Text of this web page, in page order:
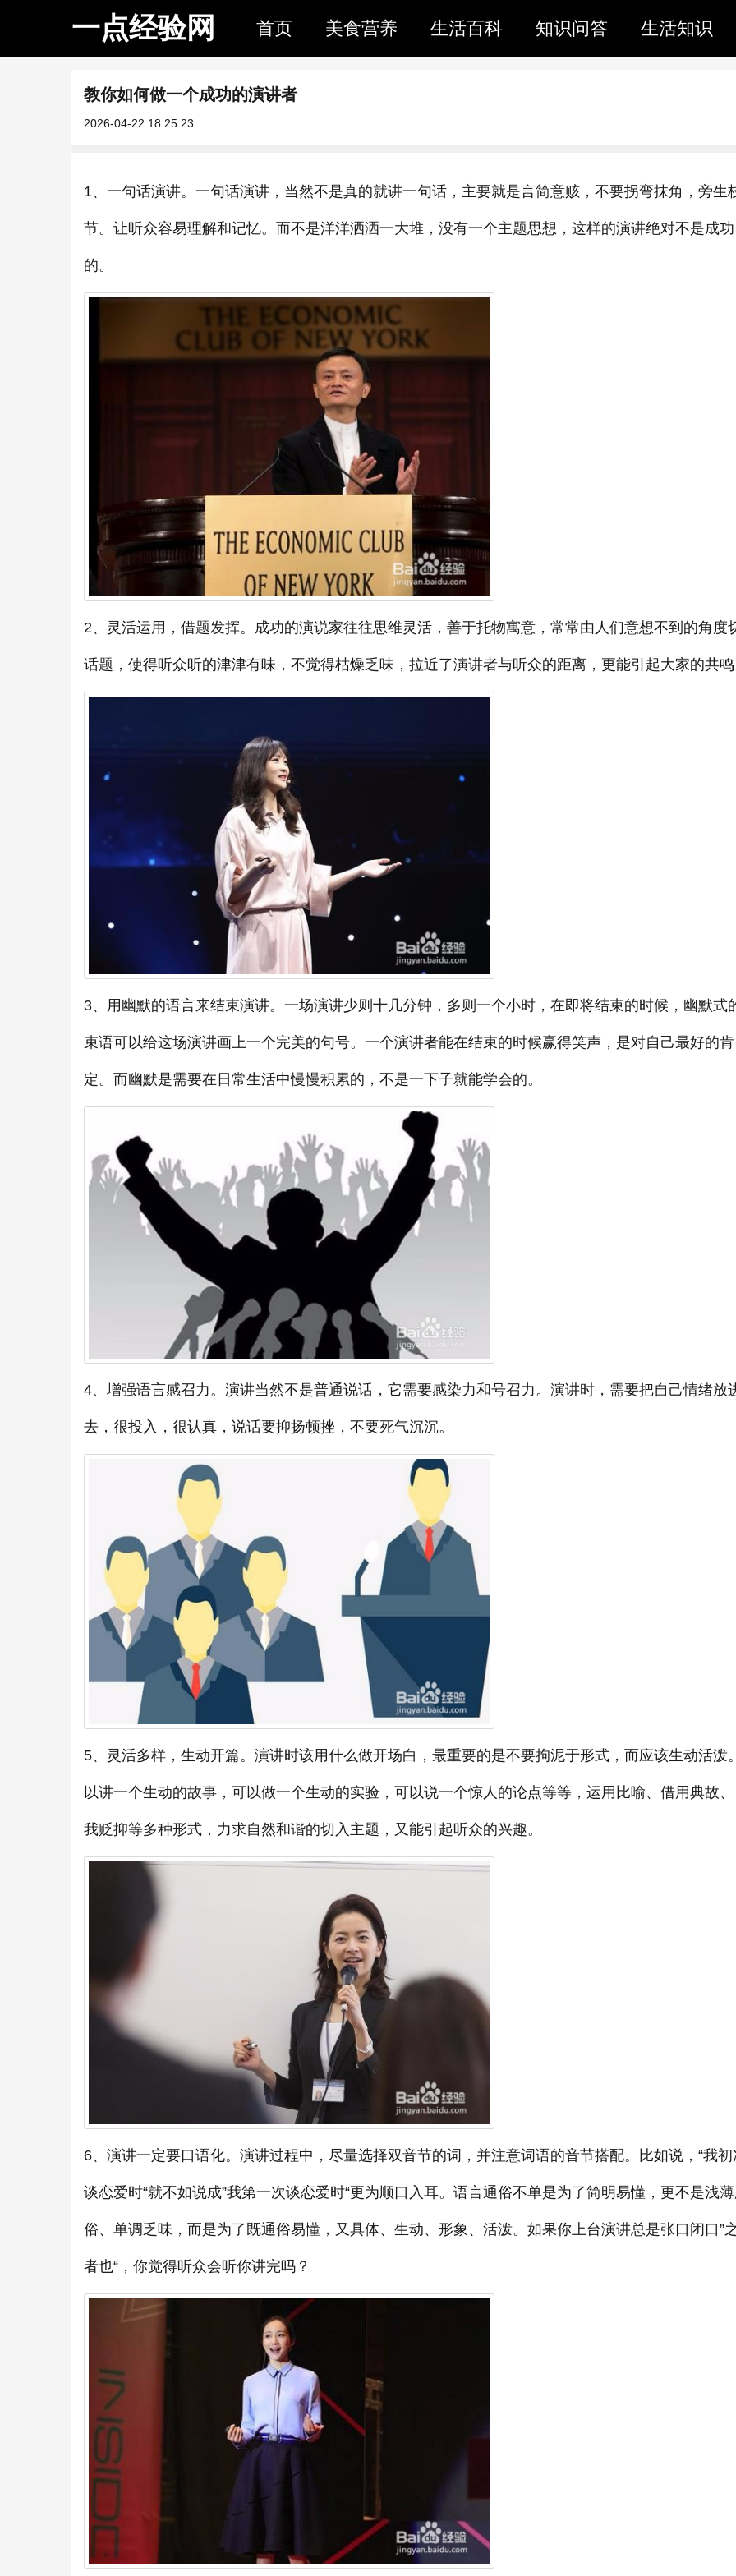
一点经验网 首页 美食营养 生活百科 知识问答 生活知识
教你如何做一个成功的演讲者
2026-04-22 18:25:23
1、一句话演讲。一句话演讲，当然不是真的就讲一句话，主要就是言简意赅，不要拐弯抹角，旁生
节。让听众容易理解和记忆。而不是洋洋洒洒一大堆，没有一个主题思想，这样的演讲绝对不是成功
的。
2、灵活运用，借题发挥。成功的演说家往往思维灵活，善于托物寓意，常常由人们意想不到的角度
话题，使得听众听的津津有味，不觉得枯燥乏味，拉近了演讲者与听众的距离，更能引起大家的共
3、用幽默的语言来结束演讲。一场演讲少则十几分钟，多则一个小时，在即将结束的时候，幽默式
束语可以给这场演讲画上一个完美的句号。一个演讲者能在结束的时候赢得笑声，是对自己最好的肯
定。而幽默是需要在日常生活中慢慢积累的，不是一下子就能学会的。
4、增强语言感召力。演讲当然不是普通说话，它需要感染力和号召力。演讲时，需要把自己情绪放
去，很投入，很认真，说话要抑扬顿挫，不要死气沉沉。
5、灵活多样，生动开篇。演讲时该用什么做开场白，最重要的是不要拘泥于形式，而应该生动活泼
以讲一个生动的故事，可以做一个生动的实验，可以说一个惊人的论点等等，运用比喻、借用典故
我贬抑等多种形式，力求自然和谐的切入主题，又能引起听众的兴趣。
6、演讲一定要口语化。演讲过程中，尽量选择双音节的词，并注意词语的音节搭配。比如说，“我初
谈恋爱时“就不如说成”我第一次谈恋爱时“更为顺口入耳。语言通俗不单是为了简明易懂，更不是浅
俗、单调乏味，而是为了既通俗易懂，又具体、生动、形象、活泼。如果你上台演讲总是张口闭口”
者也“，你觉得听众会听你讲完吗？